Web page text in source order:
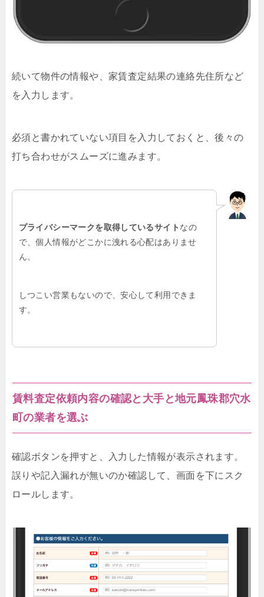
続いて物件の情報や、家賃査定結果の連絡先住所など
を入力します。
必須と書かれていない項目を入力しておくと、後々の
打ち合わせがスムーズに進みます。
プライバシーマークを取得しているサイト なの
で、個人情報がどこかに洩れる心配はありませ
ん。
しつこい営業もないので、安心して利用できま
す。
賃料査定依頼内容の確認と大手と地元鳳珠郡穴水
町の業者を選ぶ
確認ボタンを押すと、入力した情報が表示されます。
誤りや記入漏れが無いのか確認して、画面を下にスク
ロールします。